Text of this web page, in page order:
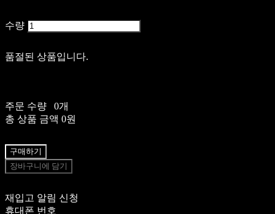
수량
품절된 상품입니다.
주문 수량
0개
총 상품 금액 0원
구매하기
장바구니에 담기
재입고 알림 신청
휴대폰 번호